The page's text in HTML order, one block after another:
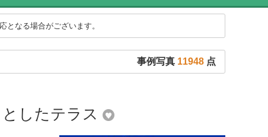
となる場合がございます。
事例写真 11948 点
したテラス